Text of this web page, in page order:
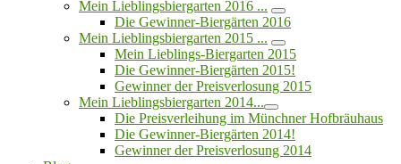
Mein Lieblingsbiergarten 2016 ...
Die Gewinner-Biergärten 2016
Mein Lieblingsbiergarten 2015 ...
Mein Lieblings-Biergarten 2015
Die Gewinner-Biergärten 2015!
Gewinner der Preisverlosung 2015
Mein Lieblingsbiergarten 2014...
Die Preisverleihung im Münchner Hofbräuhaus
Die Gewinner-Biergärten 2014!
Gewinner der Preisverlosung 2014